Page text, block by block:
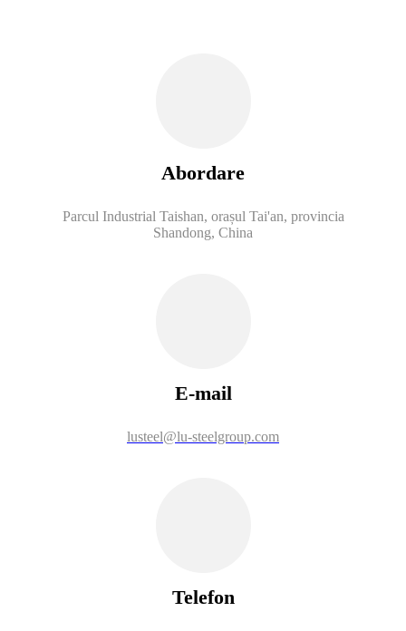
Abordare
Parcul Industrial Taishan, orașul Tai'an, provincia
Shandong, China
E-mail
lusteel@lu-steelgroup.com
Telefon